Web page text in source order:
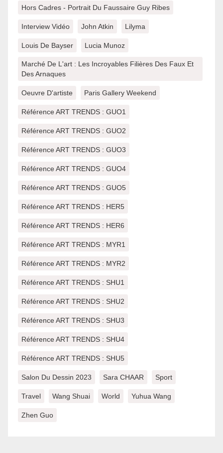
Hors Cadres - Portrait Du Faussaire Guy Ribes
Interview Vidéo John Atkin Lilyma
Louis De Bayser Lucia Munoz
Marché De L'art : Les Incroyables Filières Des Faux Et
Des Arnaques
Oeuvre D'artiste Paris Gallery Weekend
Référence ART TRENDS : GUO1
Référence ART TRENDS : GUO2
Référence ART TRENDS : GUO3
Référence ART TRENDS : GUO4
Référence ART TRENDS : GUO5
Référence ART TRENDS : HER5
Référence ART TRENDS : HER6
Référence ART TRENDS : MYR1
Référence ART TRENDS : MYR2
Référence ART TRENDS : SHU1
Référence ART TRENDS : SHU2
Référence ART TRENDS : SHU3
Référence ART TRENDS : SHU4
Référence ART TRENDS : SHU5
Salon Du Dessin 2023 Sara CHAAR Sport
Travel Wang Shuai World Yuhua Wang
Zhen Guo